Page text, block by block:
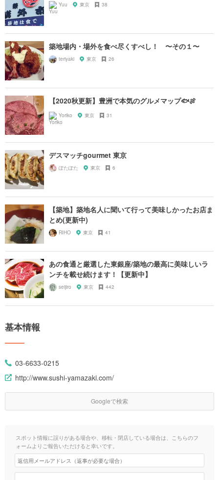
Yuu 東京 38
築地場内・場外を食べ尽くすべし！ 〜その１〜
teriyaki 東京 26
【2020秋更新】豊洲で本気のグルメマップ🐟🍖
Yoriko 東京 31
デスマッチgourmet 東京
ぽたぽた 東京 6
【築地】築地名人に聞いて行って美味しかったお店ま
とめ(更新中)
RIHO 東京 41
あの食通と厳選した東銀座/築地の最高に美味しいラ
ンチを載せ続けます！【更新中】
seijiro 東京 442
基本情報
03-6633-0215
http://www.sushi-yamazaki.com/
Googleで検索
スポット情報に誤りがある場合や、移転・閉店している場合は、こちらのフ
ォームよりご報告いただけると幸いです。